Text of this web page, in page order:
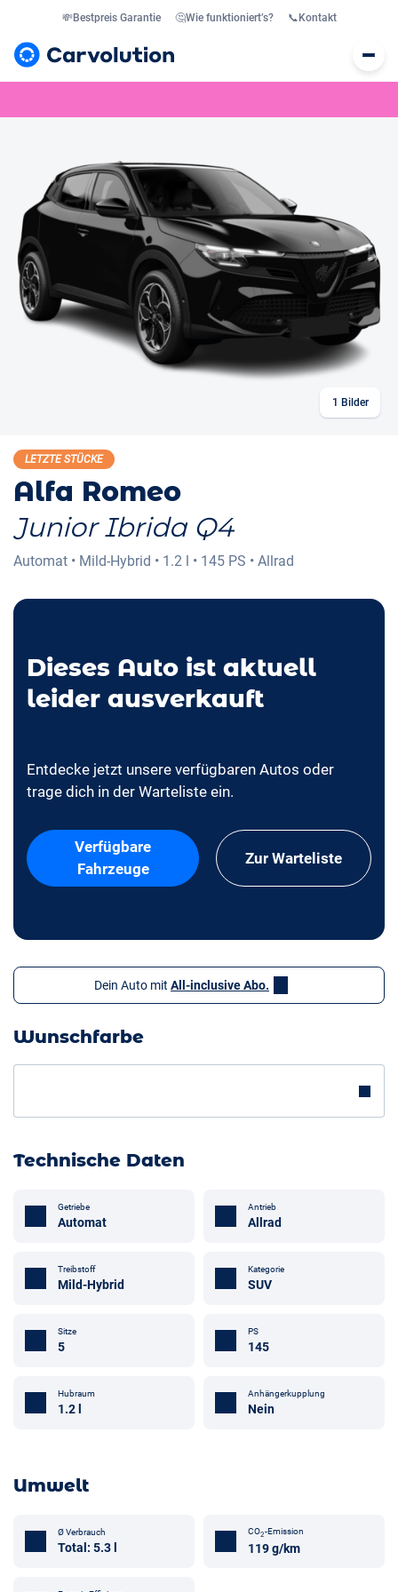
💸Bestpreis Garantie 🤔Wie funktioniert’s? 📞 Kontakt
1 Bilder
LETZTE STÜCKE
Alfa Romeo
Junior Ibrida Q4
Automat • Mild-Hybrid • 1.2 l • 145 PS • Allrad
Dieses Auto ist aktuell
leider ausverkauft
Entdecke jetzt unsere verfügbaren Autos oder
trage dich in der Warteliste ein.
Verfügbare
Fahrzeuge
Zur Warteliste
Dein Auto mit All-inclusive Abo.
Wunschfarbe
Technische Daten
Getriebe
Automat
Antrieb
Allrad
Treibstoff
Mild-Hybrid
Kategorie
SUV
Sitze
5
PS
145
Hubraum
1.2 l
Anhängerkupplung
Nein
Umwelt
Ø Verbrauch
Total: 5.3 l
CO2-Emission
119 g/km